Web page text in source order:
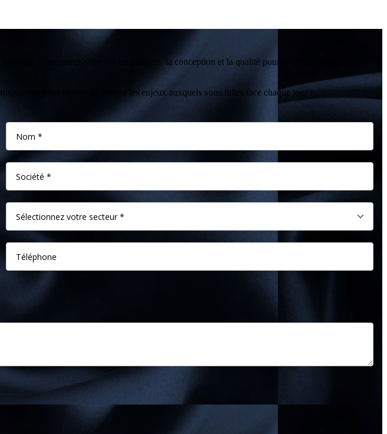
Concentrez-vous sur les matières, la conception et la qualité pour créer des modèles
vous permet de relever les enjeux auxquels vous faites face chaque jour !